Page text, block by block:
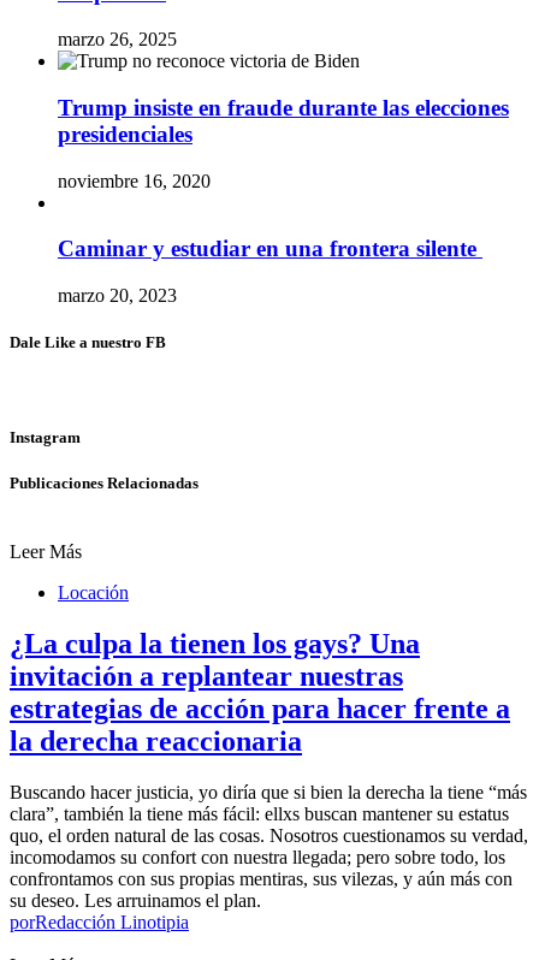
marzo 26, 2025
Trump insiste en fraude durante las elecciones
presidenciales
noviembre 16, 2020
Caminar y estudiar en una frontera silente
marzo 20, 2023
Dale Like a nuestro FB
Instagram
Publicaciones Relacionadas
Leer Más
Locación
¿La culpa la tienen los gays? Una
invitación a replantear nuestras
estrategias de acción para hacer frente a
la derecha reaccionaria
Buscando hacer justicia, yo diría que si bien la derecha la tiene “más
clara”, también la tiene más fácil: ellxs buscan mantener su estatus
quo, el orden natural de las cosas. Nosotros cuestionamos su verdad,
incomodamos su confort con nuestra llegada; pero sobre todo, los
confrontamos con sus propias mentiras, sus vilezas, y aún más con
su deseo. Les arruinamos el plan.
porRedacción Linotipia